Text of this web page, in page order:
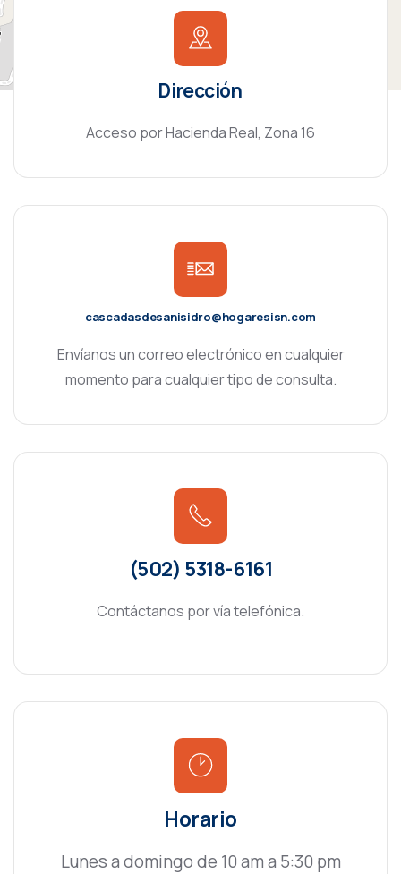
Dirección
Acceso por Hacienda Real, Zona 16
cascadasdesanisidro@hogaresisn.com
Envíanos un correo electrónico en cualquier
momento para cualquier tipo de consulta.
(502) 5318-6161
Contáctanos por vía telefónica.
Horario
Lunes a domingo de 10 am a 5:30 pm